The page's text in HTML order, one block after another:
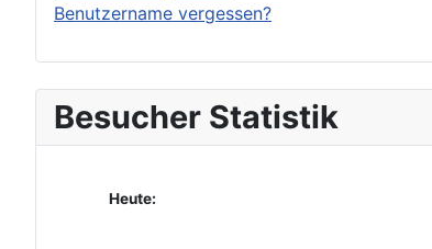
Benutzername vergessen?
Besucher Statistik
Heute: